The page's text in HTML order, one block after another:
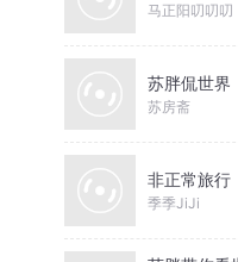
马正阳叨叨叨
苏胖侃世界
苏房斋
非正常旅行
季季JiJi